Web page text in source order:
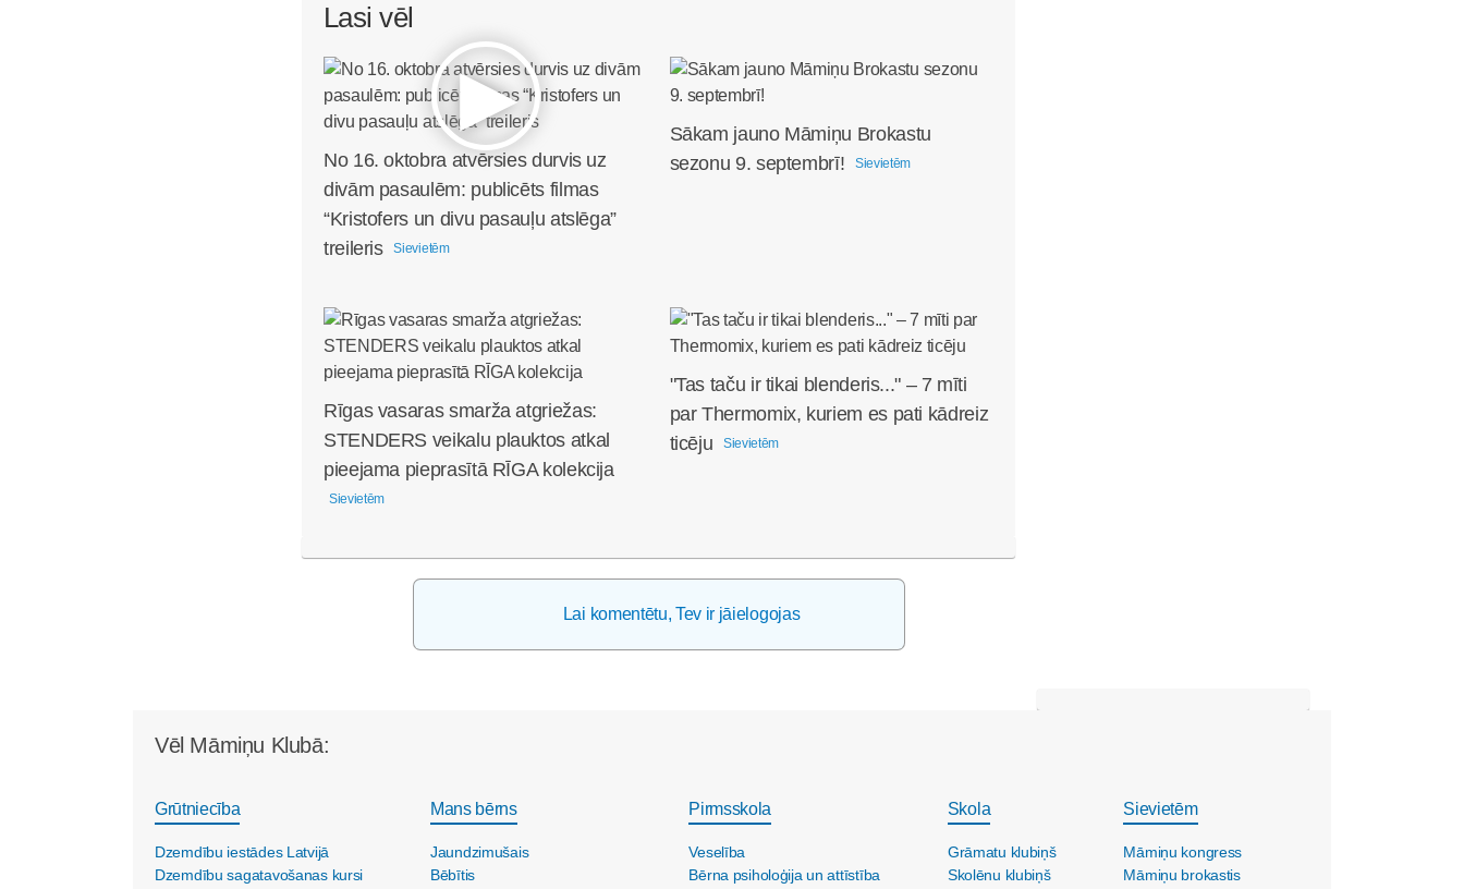
Lasi vēl
No 16. oktobra atvērsies durvis uz
divām pasaulēm: publicēts filmas
“Kristofers un divu pasauļu atslēga”
treileris
Sievietēm
Sākam jauno Māmiņu Brokastu
sezonu 9. septembrī!
Sievietēm
Rīgas vasaras smarža atgriežas:
STENDERS veikalu plauktos atkal
pieejama pieprasītā RĪGA kolekcija
Sievietēm
"Tas taču ir tikai blenderis..." – 7 mīti
par Thermomix, kuriem es pati kādreiz
ticēju
Sievietēm
Lai komentētu, Tev ir jāielogojas
Vēl Māmiņu Klubā:
Grūtniecība
Dzemdību iestādes Latvijā
Dzemdību sagatavošanas kursi
Mans bērns
Jaundzimušais
Bēbītis
Pirmsskola
Veselība
Bērna psiholoģija un attīstība
Skola
Grāmatu klubiņš
Skolēnu klubiņš
Sievietēm
Māmiņu kongress
Māmiņu brokastis